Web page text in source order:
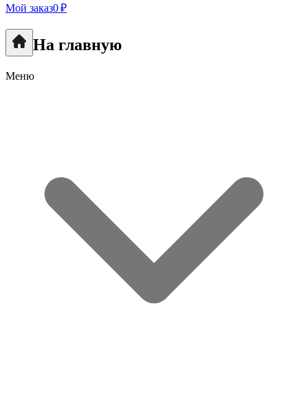
Мой заказ0 ₽
На главную
Меню